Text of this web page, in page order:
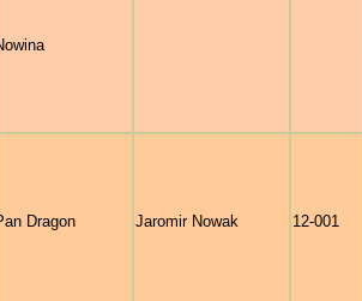
Dragon Jaromir Nowak 12-001